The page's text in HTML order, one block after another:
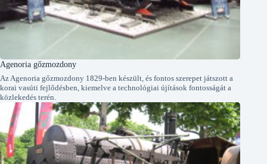
Agenoria gőzmozdony
Az Agenoria gőzmozdony 1829-ben készült, és fontos szerepet játszott a
korai vasúti fejlődésben, kiemelve a technológiai újítások fontosságát a
közlekedés terén.